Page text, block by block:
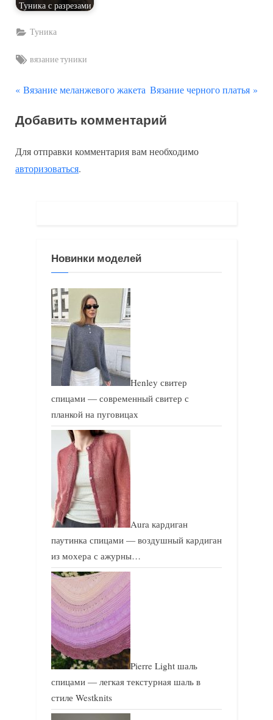
Туника с разрезами
Туника
Tags:
вязание туники
Навигация
по
записям
П
е
ы
д
Вязание меланжевого жакета С
е
у
Вязание черного платья
Добавить комментарий
Для отправки комментария вам необходимо
авторизоваться.
Новинки моделей
Henley свитер
спицами — современный свитер с
планкой на пуговицах
Aura кардиган
паутинка спицами — воздушный кардиган
из мохера с ажурны…
Pierre Light шаль
спицами — легкая текстурная шаль в
стиле Westknits